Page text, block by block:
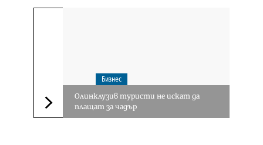
Следваща новина
Бизнес
Олинклузив туристи не искат да
плащат за чадър